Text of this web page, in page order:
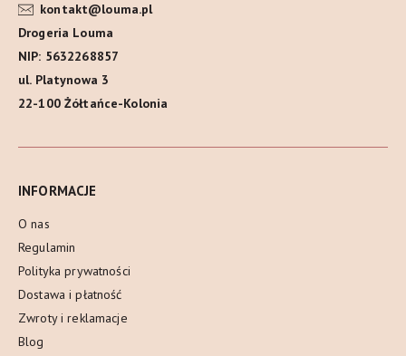
kontakt@louma.pl
Drogeria Louma
NIP: 5632268857
ul. Platynowa 3
22-100 Żółtańce-Kolonia
INFORMACJE
O nas
Regulamin
Polityka prywatności
Dostawa i płatność
Zwroty i reklamacje
Blog